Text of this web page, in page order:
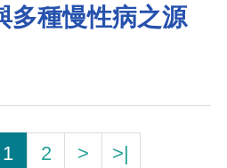
多種慢性病之源
1 2 > >|